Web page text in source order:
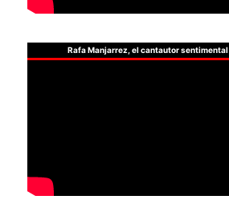
Rafa Manjarrez, el cantautor sentimental